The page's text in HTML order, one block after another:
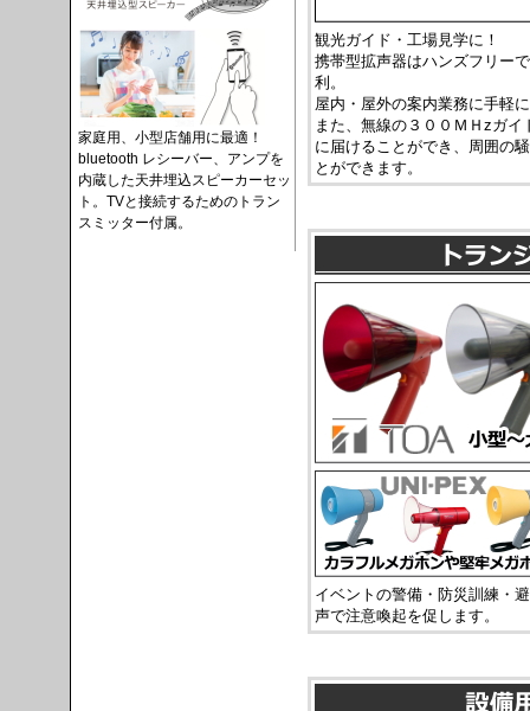
観光ガイド・工場見学に！
携帯型拡声器はハンズフリー
利。
屋内・屋外の案内業務に手軽
また、無線の３００ＭＨzガ
に届けることができ、周囲の
とができます。
イベントの警備・防災訓練・
声で注意喚起を促します。
家庭用、小型店舗用に最適！
bluetooth レシーバー、アンプを
内蔵した天井埋込スピーカーセッ
ト。TVと接続するためのトラン
スミッター付属。